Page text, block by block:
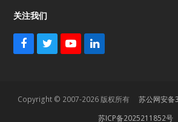
关注我们
F
o
T
e
Y
b
L
d
Copyright © 2007-2026 版权所有 苏公网安
苏ICP备2025211852号